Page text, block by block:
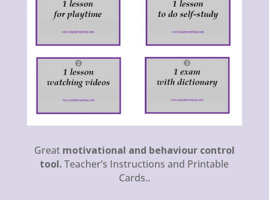
Greatmotivational and behaviour control
tool.Teacher’s Instructions and Printable
Cards..